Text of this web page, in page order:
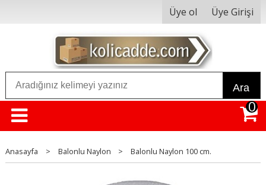
Üye ol Üye Girişi
Ara
0
Anasayfa > Balonlu Naylon > Balonlu Naylon 100 cm.